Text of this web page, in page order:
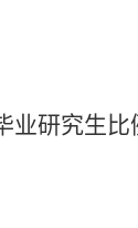
业研究生